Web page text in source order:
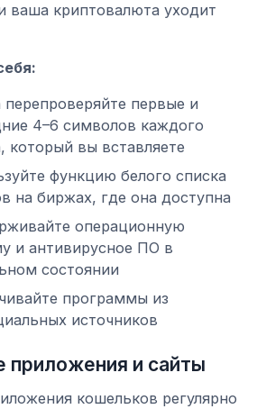
ваша криптовалюта уходит
перепроверяйте первые и
4–6 символов каждого
который вы вставляете
функцию белого списка
на биржах, где она доступна
операционную
и антивирусное ПО в
состоянии
программы из
источников
приложения и сайты
кошельков регулярно